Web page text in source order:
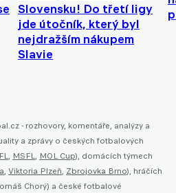
Slovensku! Do třetí ligy
jde útočník, který byl
nejdražším nákupem
Slavie
- rozhovory, komentáře, analýzy a
a zprávy o českých fotbalových
, MSFL, MOL Cup), domácích týmech
, Viktoria Plzeň, Zbrojovka Brno), hráčích
Chorý) a české fotbalové